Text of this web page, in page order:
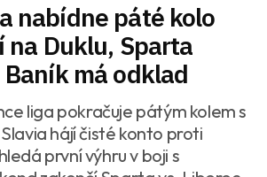
nabídne páté kolo
na Duklu, Sparta
má odklad
liga pokračuje pátým kolem s
hájí čisté konto proti
první výhru v boji s